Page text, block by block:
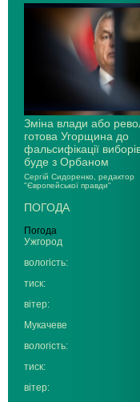
Зміна влади або
готова Угорщина до
фальсифікації
буде з Орбаном
Сергій Сидоренко, редактор
"Європейської правди"
ПОГОДА
Погода
Ужгород
вологість:
тиск:
вітер:
Мукачеве
вологість:
тиск:
вітер: